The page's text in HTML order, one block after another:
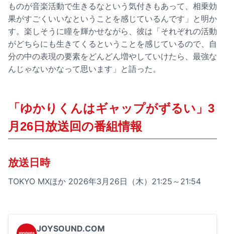
ものが音楽活動で生きるなという気付きもあって、相乗効
果がすごくいいなということを感じているんです」と明か
す。楽しそうに瞳を輝かせながら、彼は「それぞれの活動
がどちらにも生きてくるということを感じているので、自
分の中の表現の要素をどんどん増やしていけたら、最強な
んじゃないかなって思います」と語った。
「ゆかりくんはギャップがずるい」3
月26日放送回の番組情報
放送日時
TOKYO MXほか 2026年3月26日（木）21:25～21:54
JOYSOUND.COM